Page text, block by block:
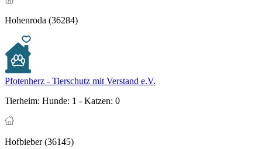
Hohenroda (36284)
Pfotenherz - Tierschutz mit Verstand e.V.
Tierheim: Hunde: 1 - Katzen: 0
Hofbieber (36145)